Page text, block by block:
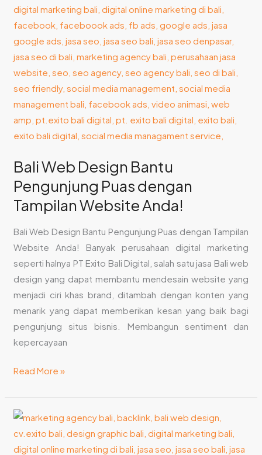
Bali Web Design Bantu
Pengunjung Puas dengan
Tampilan Website Anda!
Bali Web Design Bantu Pengunjung Puas dengan Tampilan
Website Anda! Banyak perusahaan digital marketing
seperti halnya PT Exito Bali Digital, salah satu jasa Bali web
design yang dapat membantu mendesain website yang
menjadi ciri khas brand, ditambah dengan konten yang
menarik yang dapat memberikan kesan yang baik bagi
pengunjung situs bisnis. Membangun sentiment dan
kepercayaan
Design
Bantu
Pengunjung
Puas
dengan
Tampilan
Website
Anda!
Read More »
Jasa
Bali
Web